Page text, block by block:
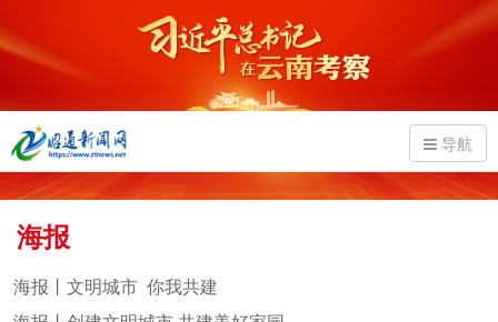
导航
海报
海报丨文明城市 你我共建